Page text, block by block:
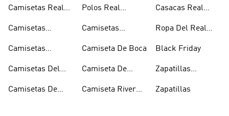
Camisetas Real
Camisetas
United
Camisetas
Camisetas Del
Camisetas De
Polos Real
Camisetas
Camiseta De Boca
Camiseta De
Camiseta River
Casacas Real
Ropa Del Real
Black Friday
Zapatillas
Zapatillas